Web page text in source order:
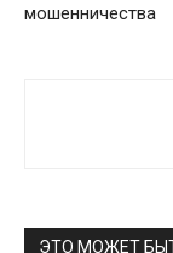
мошенничества
ЭТО МОЖЕТ